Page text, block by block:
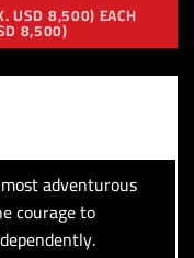
USD 8,500) EACH
8,500)
adventurous
courage to